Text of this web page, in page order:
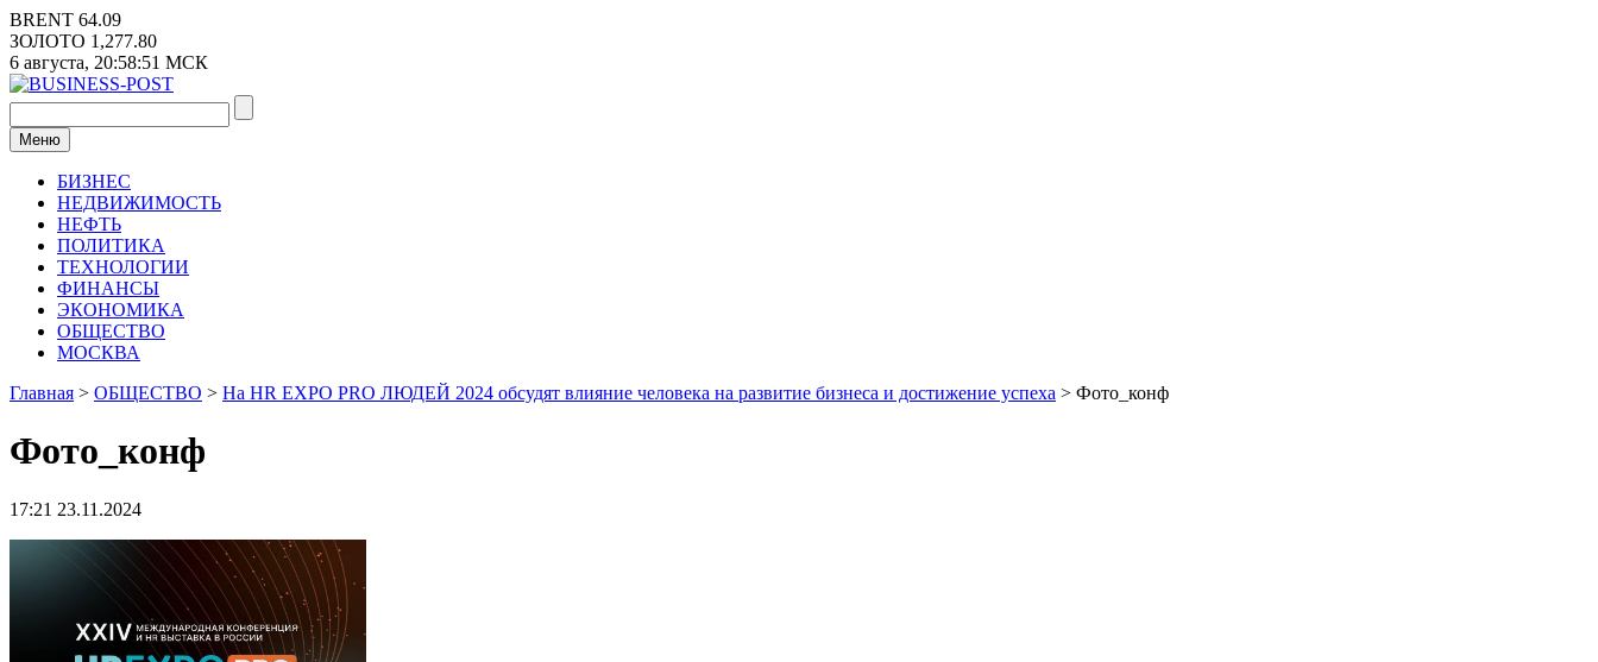
Перейти
к
содержимому
BRENT 64.09
ЗОЛОТО 1,277.80
6 августа, 20:58:52 МСК
Меню
БИЗНЕС
НЕДВИЖИМОСТЬ
НЕФТЬ
ПОЛИТИКА
ТЕХНОЛОГИИ
ФИНАНСЫ
ЭКОНОМИКА
ОБЩЕСТВО
МОСКВА
Главная > ОБЩЕСТВО > На HR EXPO PRO ЛЮДЕЙ 2024 обсудят влияние человека на развитие бизнеса и достижение успеха > Фото_конф
Фото_конф
17:21 23.11.2024